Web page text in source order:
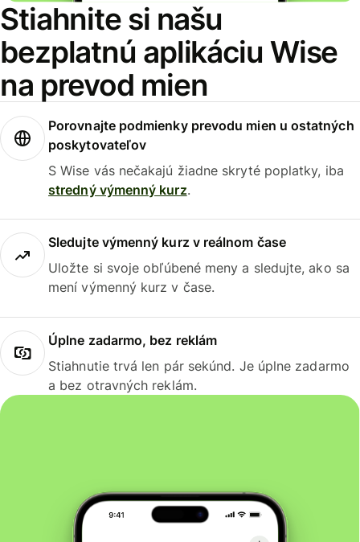
Stiahnite si našu
bezplatnú aplikáciu Wise
na prevod mien
Porovnajte podmienky prevodu mien u ostatných
poskytovateľov
S Wise vás nečakajú žiadne skryté poplatky, iba
stredný výmenný kurz.
Sledujte výmenný kurz v reálnom čase
Uložte si svoje obľúbené meny a sledujte, ako sa
mení výmenný kurz v čase.
Úplne zadarmo, bez reklám
Stiahnutie trvá len pár sekúnd. Je úplne zadarmo
a bez otravných reklám.